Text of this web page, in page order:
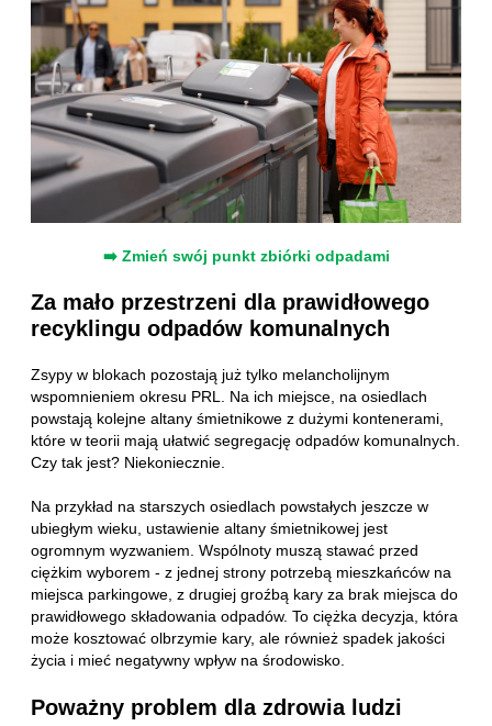
➡️ Zmień swój punkt zbiórki odpadami
Za mało przestrzeni dla prawidłowego
recyklingu odpadów komunalnych
Zsypy w blokach pozostają już tylko melancholijnym
wspomnieniem okresu PRL. Na ich miejsce, na osiedlach
powstają kolejne altany śmietnikowe z dużymi kontenerami,
które w teorii mają ułatwić segregację odpadów komunalnych.
Czy tak jest? Niekoniecznie.
Na przykład na starszych osiedlach powstałych jeszcze w
ubiegłym wieku, ustawienie altany śmietnikowej jest
ogromnym wyzwaniem. Wspólnoty muszą stawać przed
ciężkim wyborem - z jednej strony potrzebą mieszkańców na
miejsca parkingowe, z drugiej groźbą kary za brak miejsca do
prawidłowego składowania odpadów. To ciężka decyzja, która
może kosztować olbrzymie kary, ale również spadek jakości
życia i mieć negatywny wpływ na środowisko.
Poważny problem dla zdrowia ludzi